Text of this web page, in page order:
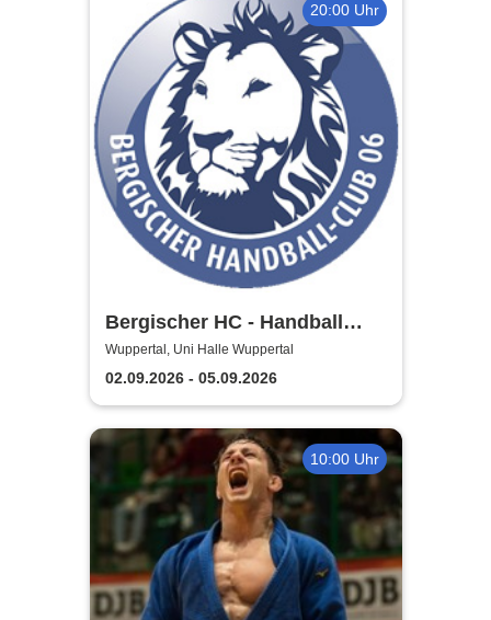
20:00 Uhr
Bergischer HC - Handball
Bundesliga Saison 2026/27
Wuppertal, Uni Halle Wuppertal
02.09.2026 - 05.09.2026
10:00 Uhr